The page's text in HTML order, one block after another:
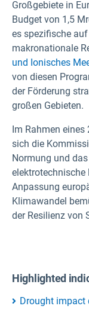
Großgebiete in
Budget von 1,5
es spezifische
makronationale
und Ionisches
von diesen
der Förderung
großen Gebieten.
Im Rahmen eines
sich die
Normung und
elektrotechnische
Anpassung
Klimawandel
der Resilienz von
Highlighted
Drought impact